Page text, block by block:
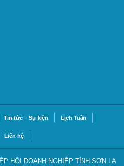
Tin tức – Sự kiện Lịch Tuần
Liên hệ
HỘI DOANH NGHIỆP TỈNH SƠN LA